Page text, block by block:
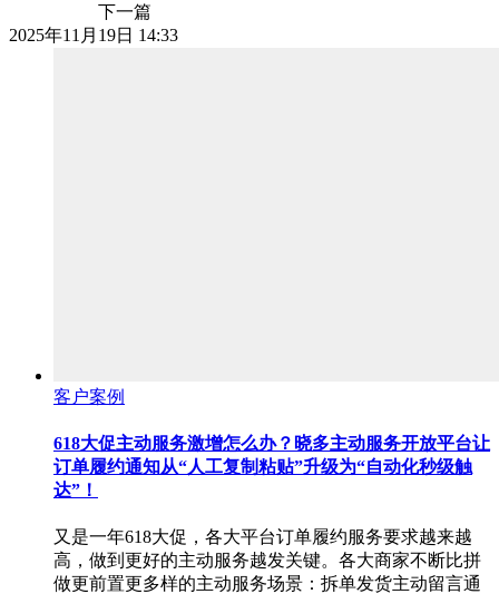
下一篇
2025年11月19日 14:33
客户案例
618大促主动服务激增怎么办？晓多主动服务开放平台让
订单履约通知从“人工复制粘贴”升级为“自动化秒级触
达”！
又是一年618大促，各大平台订单履约服务要求越来越
高，做到更好的主动服务越发关键。各大商家不断比拼
做更前置更多样的主动服务场景：拆单发货主动留言通